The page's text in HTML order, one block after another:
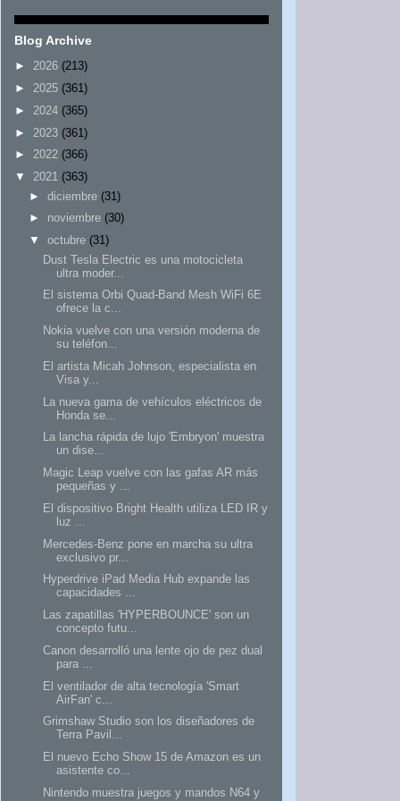
Blog Archive
► 2026 (213)
► 2025 (361)
► 2024 (365)
► 2023 (361)
► 2022 (366)
▼
2021 (363)
► diciembre (31)
► noviembre (30)
▼
octubre (31)
Dust Tesla Electric es una motocicleta
ultra moder...
El sistema Orbi Quad-Band Mesh WiFi 6E
ofrece la c...
Nokia vuelve con una versión moderna de
su teléfon...
El artista Micah Johnson, especialista en
Visa y...
La nueva gama de vehículos eléctricos de
Honda se...
La lancha rápida de lujo 'Embryon' muestra
un dise...
Magic Leap vuelve con las gafas AR más
pequeñas y ...
El dispositivo Bright Health utiliza LED IR y
luz ...
Mercedes-Benz pone en marcha su ultra
exclusivo pr...
Hyperdrive iPad Media Hub expande las
capacidades ...
Las zapatillas 'HYPERBOUNCE' son un
concepto futu...
Canon desarrolló una lente ojo de pez dual
para ...
El ventilador de alta tecnología 'Smart
AirFan' c...
Grimshaw Studio son los diseñadores de
Terra Pavil...
El nuevo Echo Show 15 de Amazon es un
asistente co...
Nintendo muestra juegos y mandos N64 y